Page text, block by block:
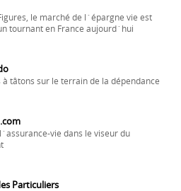
le marché de l´épargne vie est
tournant en France aujourd´hui
à tâtons sur le terrain de la dépendance
vie dans le viseur du
Particuliers